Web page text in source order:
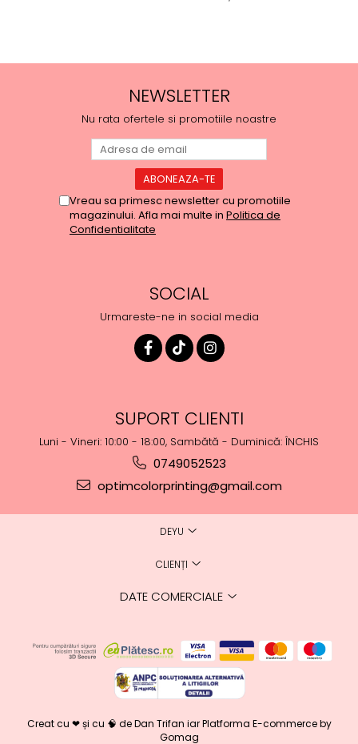
NEWSLETTER
Nu rata ofertele si promotiile noastre
Vreau sa primesc newsletter cu promotiile
magazinului. Afla mai multe in Politica de
Confidentialitate
SOCIAL
Urmareste-ne in social media
SUPORT CLIENTI
Luni - Vineri: 10:00 - 18:00, Sambătă - Duminică: ÎNCHIS
0749052523
optimcolorprinting@gmail.com
DEYU
CLIENȚI
DATE COMERCIALE
Creat cu ❤ și cu 🧠 de Dan Trifan iar Platforma E-commerce by
Gomag